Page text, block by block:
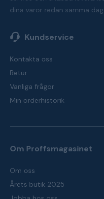
dina varor redan samma
Kundservice
Kontakta oss
Retur
Vanliga frågor
Min orderhistorik
Om Proffsmagasinet
Om oss
Årets butik 2025